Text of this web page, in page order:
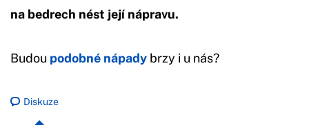
na bedrech nést její nápravu.
Budou podobné nápady brzy i u nás?
Diskuze